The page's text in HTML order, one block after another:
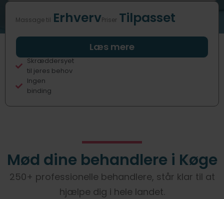
Massage til ErhvervPriser Tilpasset
Skræddersyet
til jeres behov
Ingen
binding
Læs mere
Mød dine behandlere i Køge
250+ professionelle behandlere, står klar til at
hjælpe dig i hele landet.